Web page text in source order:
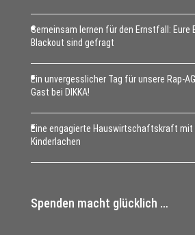
Gemeinsam lernen für den Ernstfall: Eure
Blackout sind gefragt
Ein unvergesslicher Tag für unsere Rap-
Gast bei DIKKA!
Eine engagierte Hauswirtschaftskraft mit
Kinderlachen
Spenden macht glücklich …